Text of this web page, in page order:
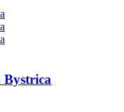
Bystrica